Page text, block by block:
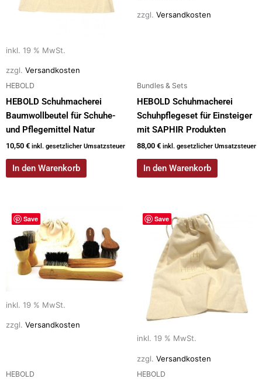
inkl. 19 % MwSt.
zzgl. Versandkosten
HEBOLD
HEBOLD Schuhmacherei
Baumwollbeutel für Schuhe-
und Pflegemittel Natur
10,50 € inkl. gesetzlicher Umsatzsteuer
In den Warenkorb
zzgl. Versandkosten
Bundles & Sets
HEBOLD Schuhmacherei
Schuhpflegeset für Einsteiger
mit SAPHIR Produkten
88,00 € inkl. gesetzlicher Umsatzsteuer
In den Warenkorb
Save
inkl. 19 % MwSt.
zzgl. Versandkosten
HEBOLD
Save
inkl. 19 % MwSt.
zzgl. Versandkosten
HEBOLD